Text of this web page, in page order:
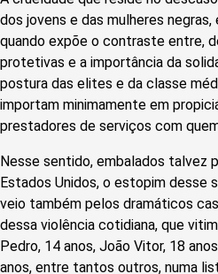
dos jovens e das mulheres
quando expõe o contraste entre,
protetivas e a importância da
postura das elites e da classe
importam minimamente em
prestadores de serviços com
Nesse sentido, embalados talvez
Estados Unidos, o estopim desse
veio também pelos dramáticos
dessa violência cotidiana, que
Pedro, 14 anos, João Vitor, 18
anos, entre tantos outros, numa